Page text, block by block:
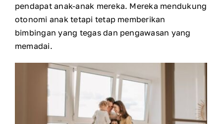
pendapat anak-anak mereka. Mereka mendukung
otonomi anak tetapi tetap memberikan
bimbingan yang tegas dan pengawasan yang
memadai.